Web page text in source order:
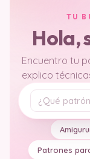
TU
Hola,
Encuentro tu
explico
Tu pregunta
Patrones